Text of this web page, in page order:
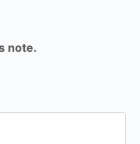
note.